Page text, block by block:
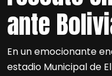
ante
En un emocionante
estadio Municipal de